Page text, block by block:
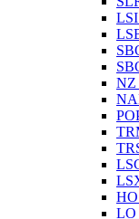
NZ
LO